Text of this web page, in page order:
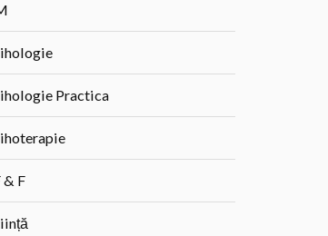
Practica
& F